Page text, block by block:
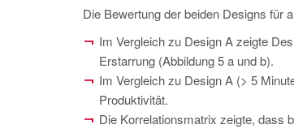
Die Bewertung der beiden Designs für
Im Vergleich zu Design A zeigte
Erstarrung (Abbildung 5 a und b).
Im Vergleich zu Design A (> 5
Produktivität.
Die Korrelationsmatrix zeigte, dass